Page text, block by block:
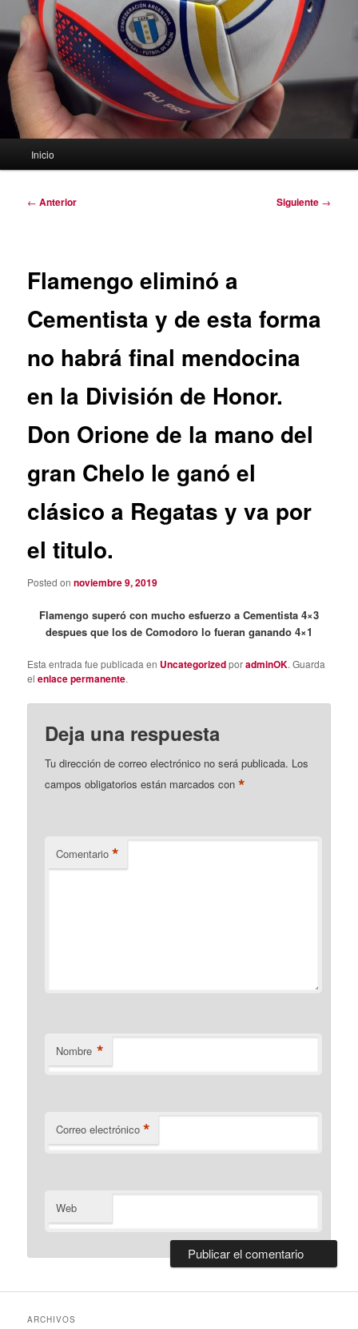
Inicio
Navegación
← Anterior Siguiente →
Flamengo eliminó a
Cementista y de esta forma
no habrá final mendocina
en la División de Honor.
Don Orione de la mano del
gran Chelo le ganó el
clásico a Regatas y va por
el titulo.
Posted onnoviembre 9, 2019
Flamengo superó con mucho esfuerzo a Cementista 4×3
despues que los de Comodoro lo fueran ganando 4×1
Esta entrada fue publicada en UncategorizedporadminOK. Guarda
elenlace permanente.
Deja una respuesta
Tu dirección de correo electrónico no será publicada. Los
campos obligatorios están marcados con*
Comentario *
Nombre *
Correo electrónico *
Web
ARCHIVOS